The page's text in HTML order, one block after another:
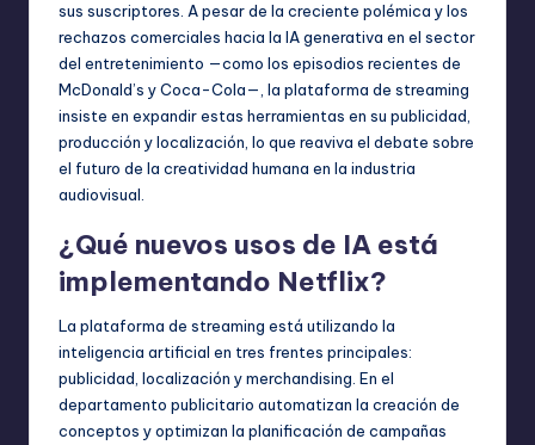
sus suscriptores. A pesar de la creciente polémica y los
rechazos comerciales hacia la IA generativa en el sector
del entretenimiento —como los episodios recientes de
McDonald’s y Coca-Cola—, la plataforma de streaming
insiste en expandir estas herramientas en su publicidad,
producción y localización, lo que reaviva el debate sobre
el futuro de la creatividad humana en la industria
audiovisual.
¿Qué nuevos usos de IA está
implementando Netflix?
La plataforma de streaming está utilizando la
inteligencia artificial en tres frentes principales:
publicidad, localización y merchandising. En el
departamento publicitario automatizan la creación de
conceptos y optimizan la planificación de campañas